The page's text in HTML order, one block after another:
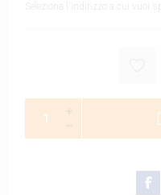
Seleziona l'indirizzo a cui vuoi